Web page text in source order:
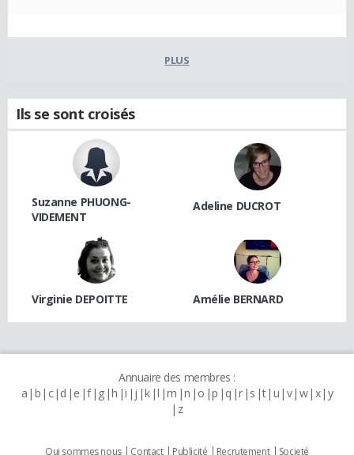
PLUS
Ils se sont croisés
Suzanne PHUONG-
VIDEMENT
Adeline DUCROT
Virginie DEPOITTE Amélie BERNARD
Annuaire des membres :
a b c d e f g h i j k l m n o p q r s t u v w x y
z
Qui sommes nous Contact Publicité Recrutement Societé